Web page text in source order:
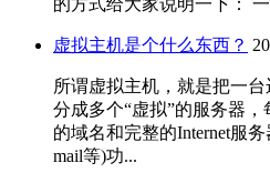
的方式给大家说明一下：
虚拟主机是个什么东西？
所谓虚拟主机，就是把一
分成多个“虚拟”的服务器
的域名和完整的Internet服
mail等)功...